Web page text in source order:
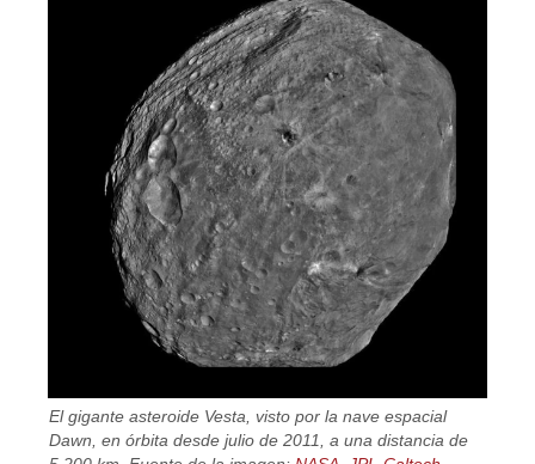
El gigante asteroide Vesta, visto por la nave espacial
Dawn, en órbita desde julio de 2011, a una distancia de